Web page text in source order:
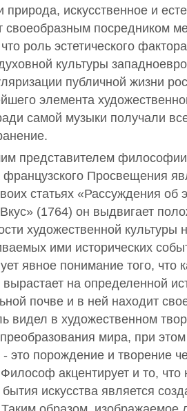
природа, искусственное и
своеобразным посредником
роль эстетического
культуры
публичной жизни
элемента
самой музыки получали
представителем
французского Просвещения
статьях «Рассуждения об
(1764) он выдвигает
художественной культуры
ими исторических
явное понимание того, что
вырастает на определенной
почве и в ней находит
видел в художественном
мира, при
- это порождение и творение
акцентирует и то,
искусства является